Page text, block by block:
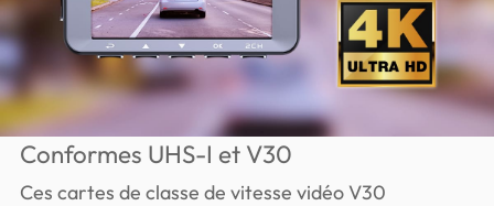
Conformes UHS-I et V30
Ces cartes de classe de vitesse vidéo V30